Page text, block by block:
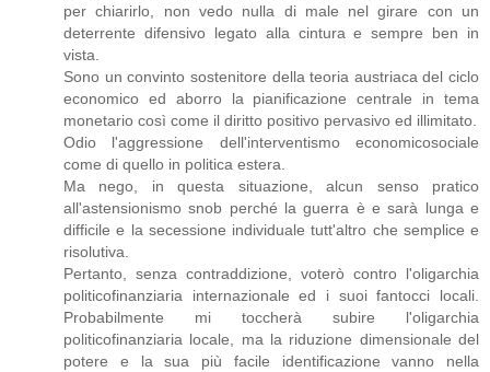
per chiarirlo, non vedo nulla di male nel girare con un
deterrente difensivo legato alla cintura e sempre ben in
vista.
Sono un convinto sostenitore della teoria austriaca del ciclo
economico ed aborro la pianificazione centrale in tema
monetario così come il diritto positivo pervasivo ed illimitato.
Odio l'aggressione dell'interventismo economicosociale
come di quello in politica estera.
Ma nego, in questa situazione, alcun senso pratico
all'astensionismo snob perché la guerra è e sarà lunga e
difficile e la secessione individuale tutt'altro che semplice e
risolutiva.
Pertanto, senza contraddizione, voterò contro l'oligarchia
politicofinanziaria internazionale ed i suoi fantocci locali.
Probabilmente mi toccherà subire l'oligarchia
politicofinanziaria locale, ma la riduzione dimensionale del
potere e la sua più facile identificazione vanno nella